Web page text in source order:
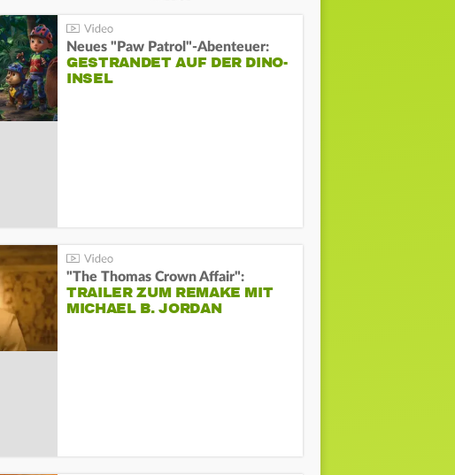
Neues "Paw Patrol"-Abenteuer:
GESTRANDET AUF DER DINO-
INSEL
"The Thomas Crown Affair":
TRAILER ZUM REMAKE MIT
MICHAEL B. JORDAN